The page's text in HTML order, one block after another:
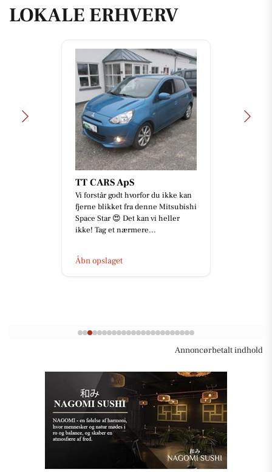
LOKALE ERHVERV
TT CARS ApS
Vi forstår godt hvorfor du ikke kan
fjerne blikket fra denne Mitsubishi
Space Star 😍 Det kan vi heller
ikke! Tag et nærmere...
Åbn opslaget
Annoncørbetalt indhold